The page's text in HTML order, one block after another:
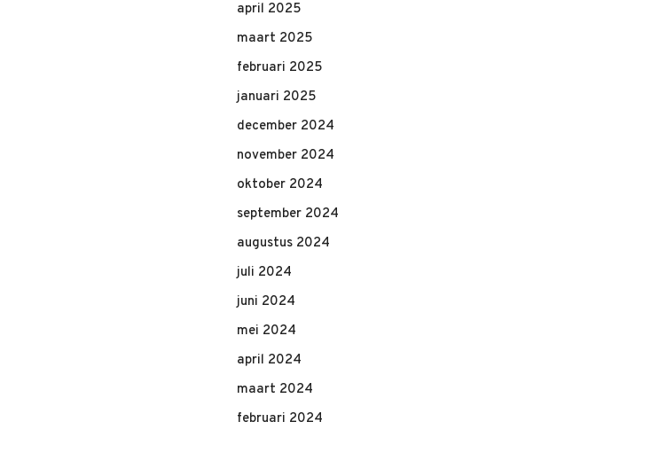
april 2025
maart 2025
februari 2025
januari 2025
december 2024
november 2024
oktober 2024
september 2024
augustus 2024
juli 2024
juni 2024
mei 2024
april 2024
maart 2024
februari 2024